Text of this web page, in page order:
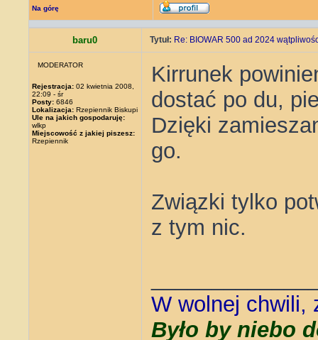
Na górę
baru0 Tytuł: Re: BIOWAR 500 ad 2024
MODERATOR
Rejestracja: 02 kwietnia 2008,
22:09 - śr
Posty: 6846
Lokalizacja: Rzepiennik Biskupi
Ule na jakich gospodaruję:
wlkp
Miejscowość z jakiej piszesz:
Rzepiennik
Kirrunek
dostać po du,
Dzięki
go.
Związki tylko
z tym nic.
W wolnej chwili,
Było by niebo